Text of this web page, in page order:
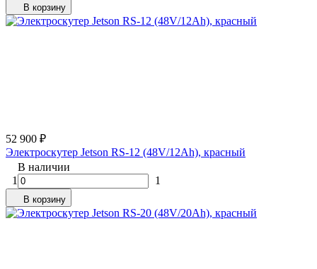
В корзину
52 900 ₽
Электроскутер Jetson RS-12 (48V/12Ah), красный
В наличии
1
1
В корзину